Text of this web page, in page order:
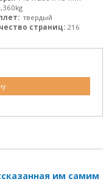
твердый
страниц: 216
им самим